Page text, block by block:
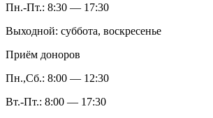
Пн.-Пт.: 8:30 — 17:30
Выходной: суббота, воскресенье
Приём доноров
Пн.,Сб.: 8:00 — 12:30
Вт.-Пт.: 8:00 — 17:30